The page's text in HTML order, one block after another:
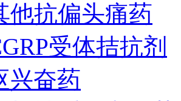
他抗偏头痛药
受体拮抗剂
兴奋药